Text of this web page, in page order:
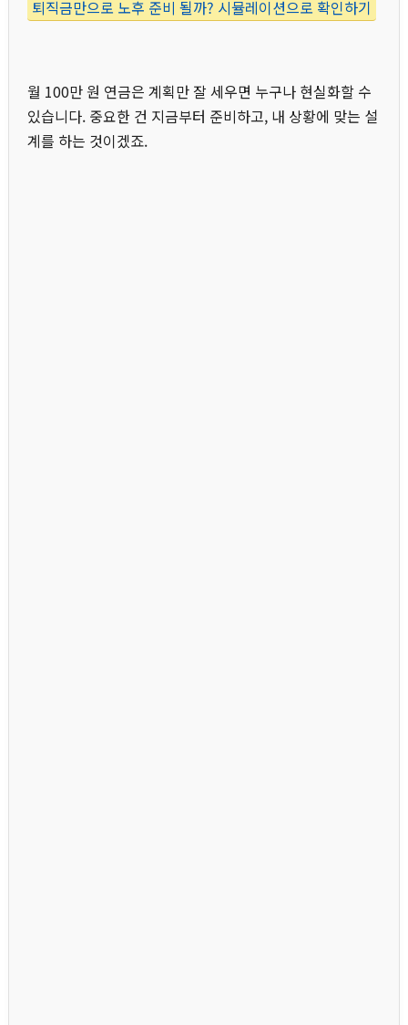
퇴직금만으로 노후 준비 될까? 시뮬레이션으로 확인하기
월 100만 원 연금은 계획만 잘 세우면 누구나 현실화할 수
있습니다. 중요한 건 지금부터 준비하고, 내 상황에 맞는 설
계를 하는 것이겠죠.